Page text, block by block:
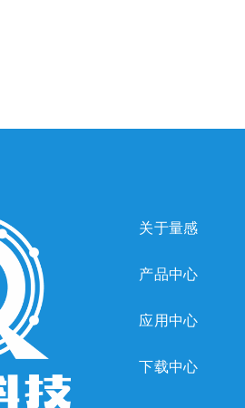
关于量感
产品中心
应用中心
下载中心